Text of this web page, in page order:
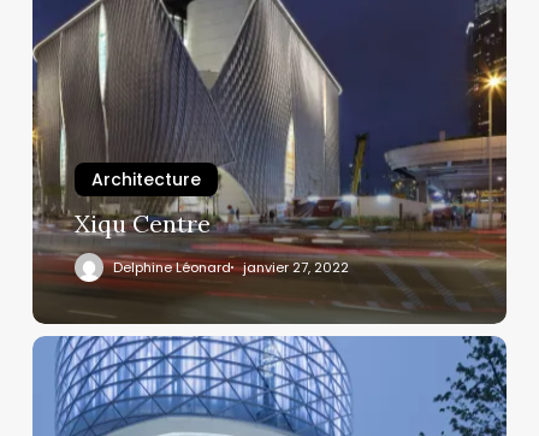
Architecture
Xiqu Centre
Delphine Léonard janvier 27, 2022